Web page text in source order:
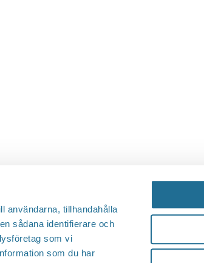
användarna, tillhandahålla
sådana identifierare och
som vi
som du har